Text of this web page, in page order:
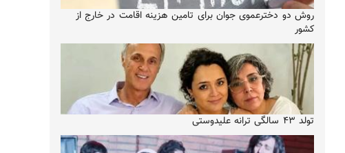
روش دو دخترعموی جوان برای تامین هزینه اقامت در خارج از
کشور
تولد ۴۳ سالگی ترانه علیدوستی